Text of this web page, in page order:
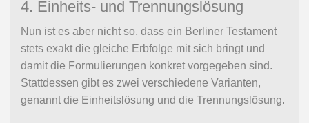
4. Einheits- und Trennungslösung
Nun ist es aber nicht so, dass ein Berliner Testament
stets exakt die gleiche Erbfolge mit sich bringt und
damit die Formulierungen konkret vorgegeben sind.
Stattdessen gibt es zwei verschiedene Varianten,
genannt die Einheitslösung und die Trennungslösung.